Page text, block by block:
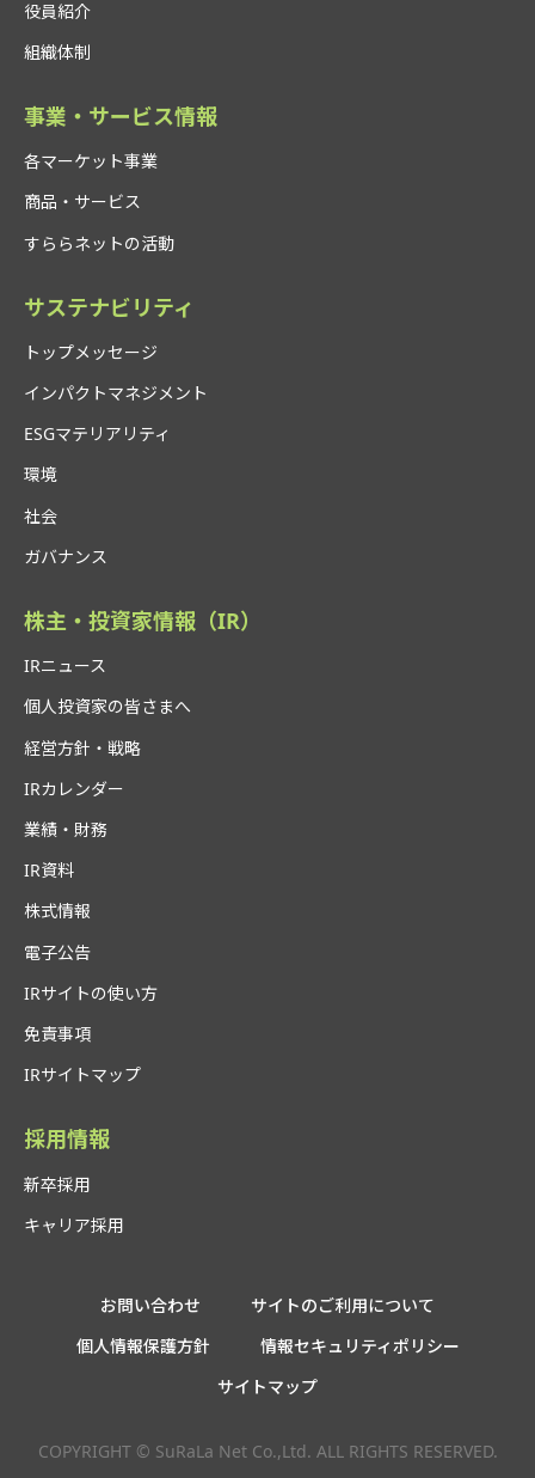
役員紹介
組織体制
事業・サービス情報
各マーケット事業
商品・サービス
すららネットの活動
サステナビリティ
トップメッセージ
インパクトマネジメント
ESGマテリアリティ
環境
社会
ガバナンス
株主・投資家情報（IR）
IRニュース
個人投資家の皆さまへ
経営方針・戦略
IRカレンダー
業績・財務
IR資料
株式情報
電子公告
IRサイトの使い方
免責事項
IRサイトマップ
採用情報
新卒採用
キャリア採用
お問い合わせ
サイトのご利用について
個人情報保護方針
情報セキュリティポリシー
サイトマップ
COPYRIGHT © SuRaLa Net Co.,Ltd. ALL RIGHTS RESERVED.